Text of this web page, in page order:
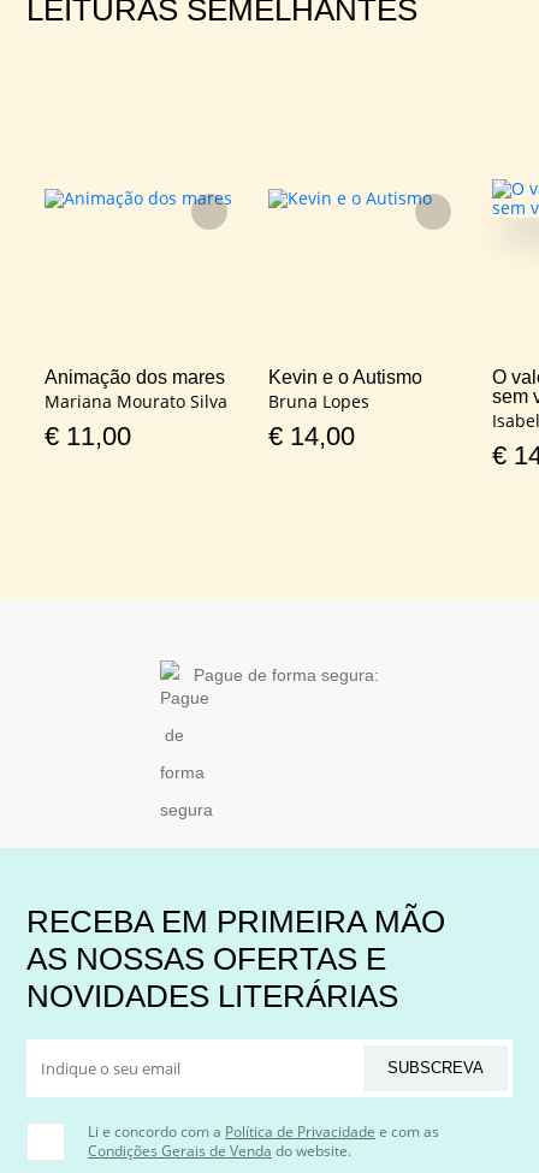
LEITURAS SEMELHANTES
FAVORITO
Animação dos mares
Mariana Mourato Silva
€ 11,00
FAVORITO
Kevin e o Autismo
Bruna Lopes
€ 14,00
O
sem
€
Pague de forma segura:
RECEBA EM PRIMEIRA MÃO
AS NOSSAS OFERTAS E
NOVIDADES LITERÁRIAS
SUBSCREVA
Li e concordo com a Política de Privacidade e com as
Condições Gerais de Venda do website.